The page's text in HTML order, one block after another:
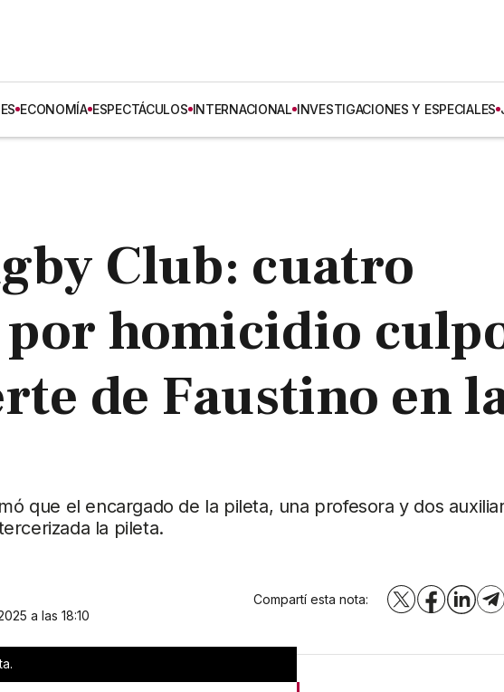
ECONOMÍA ESPECTÁCULOS INTERNACIONAL INVESTIGACIONES Y ESPECIALES
Club: cuatro
homicidio
de Faustino en
que el encargado de la pileta, una profesora y dos
la pileta.
a las 18:10
Compartí esta nota: X Facebook